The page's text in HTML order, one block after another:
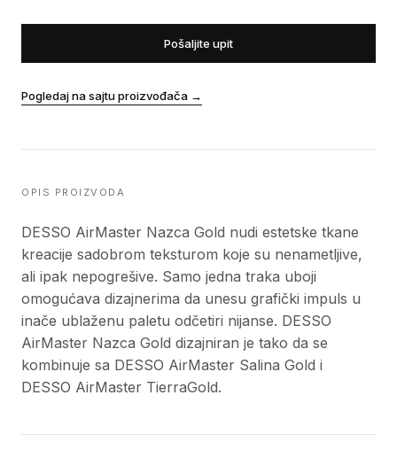
Pošaljite upit
Pogledaj na sajtu proizvođača →
OPIS PROIZVODA
DESSO AirMaster Nazca Gold nudi estetske tkane
kreacije sadobrom teksturom koje su nenametljive,
ali ipak nepogrešive. Samo jedna traka uboji
omogućava dizajnerima da unesu grafički impuls u
inače ublaženu paletu odčetiri nijanse. DESSO
AirMaster Nazca Gold dizajniran je tako da se
kombinuje sa DESSO AirMaster Salina Gold i
DESSO AirMaster TierraGold.